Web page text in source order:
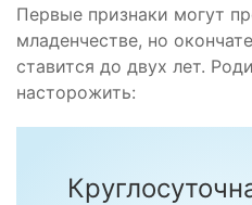
Первые признаки могут
младенчестве, но
ставится до двух лет.
насторожить: